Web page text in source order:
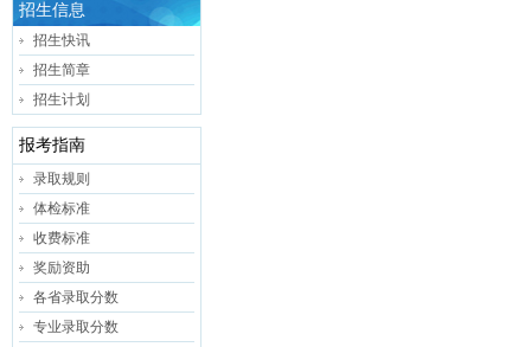
招生信息
招生快讯
招生简章
招生计划
报考指南
录取规则
体检标准
收费标准
奖励资助
各省录取分数
专业录取分数